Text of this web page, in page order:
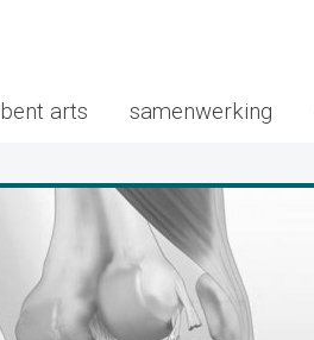
arts samenwerking